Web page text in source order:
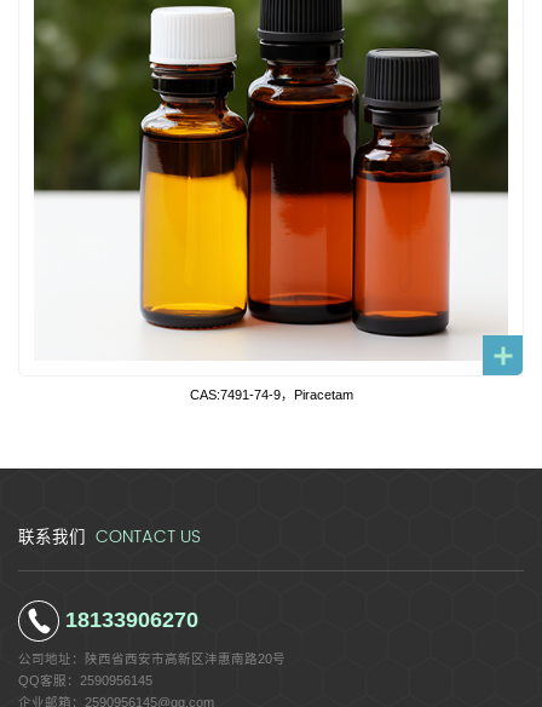
CAS:7491-74-9，Piracetam
联系我们 CONTACT US
18133906270
公司地址：
陕西省西安市高新区沣惠南路20号
QQ客服： 2590956145
企业邮箱： 2590956145@qq.com